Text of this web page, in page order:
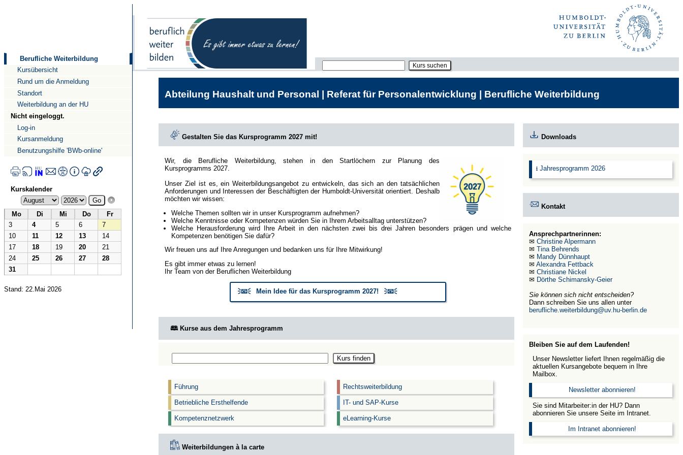
Berufliche Weiterbildung
Kursübersicht
Rund um die Anmeldung
Standort
Weiterbildung an der HU
Nicht eingeloggt.
Log-in
Kursanmeldung
Benutzungshilfe 'BWb-online'
Kurskalender
Mo Di Mi Do
Fr
3
4 5 6
7
10
11 12 13
14
17
18 19 20
21
24
25 26 27
28
31
Stand: 22.Mai 2026
Abteilung Haushalt und Personal | Referat für Personalentwicklung | Berufliche Weiterbildung
Gestalten Sie das Kursprogramm 2027 mit!
Wir, die Berufliche Weiterbildung, stehen in den Startlöchern zur Planung des
Kursprogramms 2027.
Unser Ziel ist es, ein Weiterbildungsangebot zu entwickeln, das sich an den tatsächlichen
Anforderungen und Interessen der Beschäftigten der Humboldt-Universität orientiert. Deshalb
möchten wir wissen:
Welche Themen sollten wir in unser Kursprogramm aufnehmen?
Welche Kenntnisse oder Kompetenzen würden Sie in Ihrem Arbeitsalltag unterstützen?
Welche Herausforderung wird Ihre Arbeit in den nächsten zwei bis drei Jahren besonders prägen und welche
Kompetenzen benötigen Sie dafür?
Wir freuen uns auf Ihre Anregungen und bedanken uns für Ihre Mitwirkung!
Es gibt immer etwas zu lernen!
Ihr Team von der Beruflichen Weiterbildung
🗦📧🗧 Mein Idee für das Kursprogramm 2027! 🗦📧🗧
🕮 Kurse aus dem Jahresprogramm
Führung
Betriebliche Ersthelfende
Kompetenznetzwerk
Rechtsweiterbildung
IT- und SAP-Kurse
eLearning-Kurse
Weiterbildungen à la carte
Downloads
⭳ Jahresprogramm 2026
Kontakt
Ansprechpartnerinnen:
✉Christine Alpermann
✉Tina Behrends
✉ Mandy Dünnhaupt
✉Alexandra Fettback
✉Christiane Nickel
✉ Dörthe Schimansky-Geier
Sie können sich nicht entscheiden?
Dann schreiben Sie uns allen unter
berufliche.weiterbildung@uv.hu-berlin.de
Bleiben Sie auf dem Laufenden!
Unser Newsletter liefert Ihnen regelmäßig die
aktuellen Kursangebote bequem in Ihre
Mailbox.
Newsletter abonnieren!
Sie sind Mitarbeiter:in der HU? Dann
abonnieren Sie unsere Seite im Intranet.
Im Intranet abonnieren!